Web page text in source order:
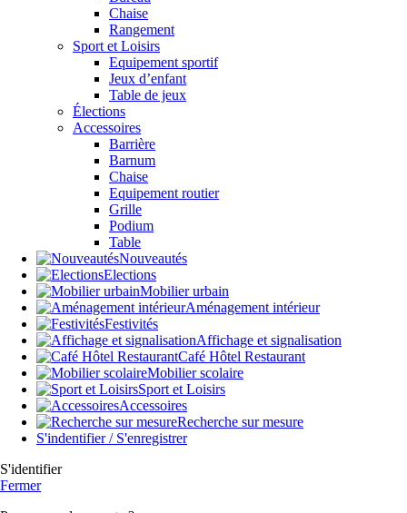
Chaise
Rangement
Sport et Loisirs
Equipement sportif
Jeux d’enfant
Table de jeux
Élections
Accessoires
Barrière
Barnum
Chaise
Equipement routier
Grille
Podium
Table
Nouveautés
Elections
Mobilier urbain
Aménagement intérieur
Festivités
Affichage et signalisation
Café Hôtel Restaurant
Mobilier scolaire
Sport et Loisirs
Accessoires
Recherche sur mesure
S'indentifier / S'enregistrer
S'identifier
Fermer